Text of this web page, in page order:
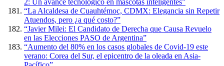
2: Un avance tecnológico en mascotas inteligentes”
“La Alcaldesa de Cuauhtémoc, CDMX: Elegancia sin Repetir
Atuendos, pero ¿a qué costo?”
“Javier Milei: El Candidato de Derecha que Causa Revuelo
en las Elecciones PASO de Argentina”
“Aumento del 80% en los casos globales de Covid-19 este
verano: Corea del Sur, el epicentro de la oleada en Asia-